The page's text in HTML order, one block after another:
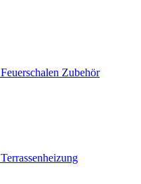
Feuerschalen Zubehör
Terrassenheizung